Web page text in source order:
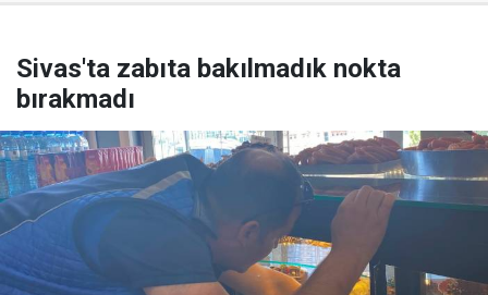
Sivas'ta zabıta bakılmadık nokta
bırakmadı